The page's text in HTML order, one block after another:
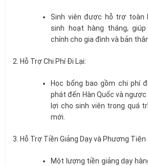
Sinh viên được hỗ trợ toàn
sinh hoạt hàng tháng,
chính cho gia đình và bản
Hỗ Trợ Chi Phí Đi Lại:
Học bổng bao gồm chi phí
phát đến Hàn Quốc và
lợi cho sinh viên trong quá
mới.
Hỗ Trợ Tiền Giảng Dạy và Phương Tiện
Một lượng tiền giảng dạy